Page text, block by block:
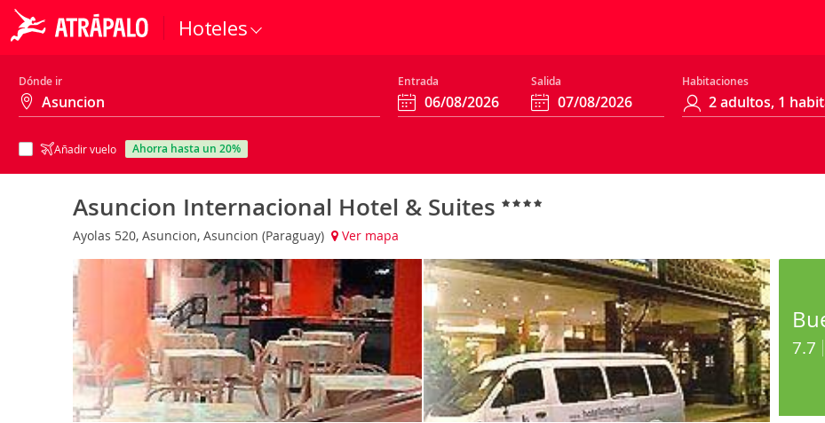
Hoteles
Dónde ir Entrada Salida Habitaciones
Añadir vuelo ahorra hasta un 20%
Asuncion Internacional Hotel & Suites
Ayolas 520, Asuncion, Asuncion (Paraguay) Ver mapa
7.7